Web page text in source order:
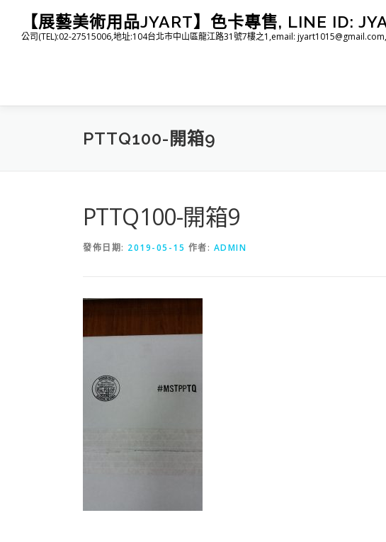
【展藝美術用品JYART】色卡專售, LINE ID:
公司(TEL):02-27515006,地址:104台北市中山區龍江路31號7樓之1,email:
PTTQ100-開箱9
PTTQ100-開箱9
發佈日期: 2019-05-15 作者: ADMIN